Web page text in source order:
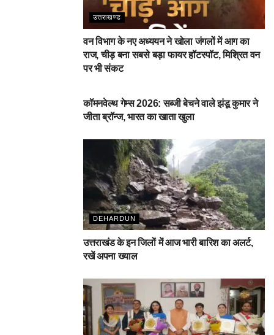
उत्तराखण्ड
वन विभाग के नए अध्ययन ने खोला जंगलों में आग का
राज, चीड़ बना सबसे बड़ा फायर हॉटस्पॉट, मिश्रित वन
पर भी संकट
कॉमनवेल्थ गेम्स 2026: सब्जी बेचने वाले झंडू कुमार ने
जीता ब्रॉन्ज, भारत का खाता खुला
DEHARDUN
उत्तराखंड के इन जिलों में आज भारी बारिश का अलर्ट,
रखें अपना ख्याल